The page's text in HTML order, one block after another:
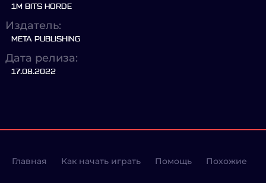
1M BITS HORDE
Издатель:
META PUBLISHING
Дата релиза:
17.08.2022
Главная Как начать играть Помощь Похожие